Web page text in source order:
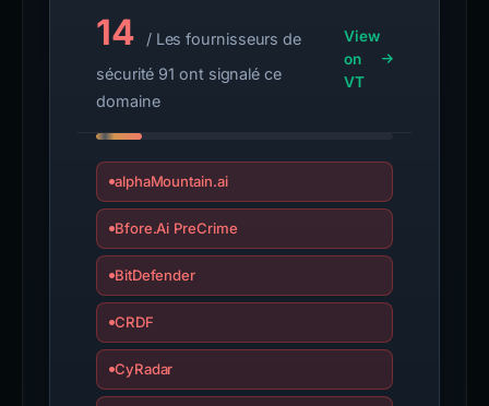
14
/ Les fournisseurs de
sécurité 91 ont signalé ce
domaine
View
on
VT
alphaMountain.ai
Bfore.Ai PreCrime
BitDefender
CRDF
CyRadar